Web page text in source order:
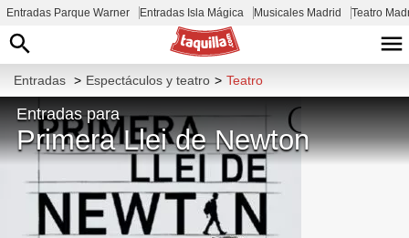
Entradas Parque Warner Entradas Isla Mágica Musicales Madrid Teatro
Entradas > Espectáculos y teatro > Teatro
Entradas para
Primera Llei de Newton